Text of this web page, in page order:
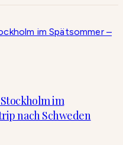
im
nach Schweden